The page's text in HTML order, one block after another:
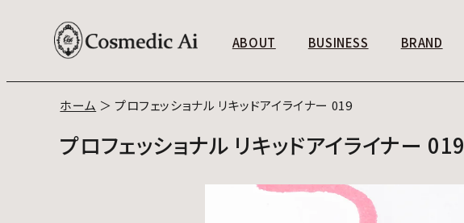
ABOUT BUSINESS BRAND
ホーム ＞ プロフェッショナル リキッドアイライナー 019
プロフェッショナル リキッドアイライナー 019